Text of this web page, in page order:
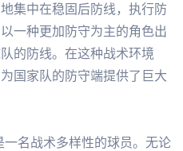
集中在稳固后防线，执行防
一种更加防守为主的角色出
的防线。在这种战术环境
国家队的防守端提供了巨大
名战术多样性的球员。无论